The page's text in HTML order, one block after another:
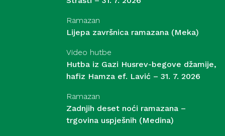
Ramazan
Lijepa završnica ramazana (Meka)
Video hutbe
Hutba iz Gazi Husrev-begove džamije,
hafiz Hamza ef. Lavić – 31. 7. 2026
Ramazan
Zadnjih deset noći ramazana –
trgovina uspješnih (Medina)